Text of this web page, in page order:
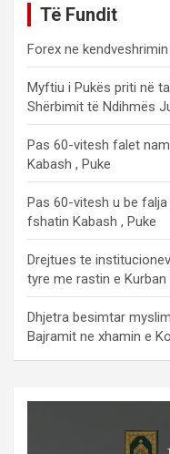
Të Fundit
Forex ne
Myftiu i Pukës priti në
Shërbimit të Ndihmës
Pas 60-vitesh falet
Kabash , Puke
Pas 60-vitesh u be
fshatin Kabash , Puke
Drejtues te
tyre me rastin e Kurban
Dhjetra besimtar
Bajramit ne xhamin e